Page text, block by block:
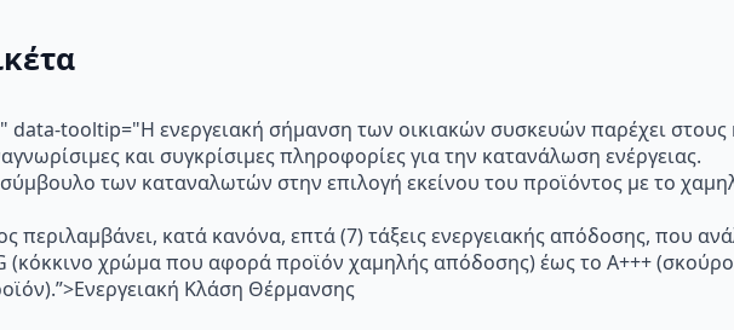
tooltip="Η ενεργειακή σήμανση των οικιακών συσκευών παρέχει
και συγκρίσιμες πληροφορίες για την κατανάλωση ενέργειας.
των καταναλωτών στην επιλογή εκείνου του προϊόντος με το
περιλαμβάνει, κατά κανόνα, επτά (7) τάξεις ενεργειακής απόδοσης, που
(κόκκινο χρώμα που αφορά προϊόν χαμηλής απόδοσης) έως το Α+++
Κλάση Θέρμανσης